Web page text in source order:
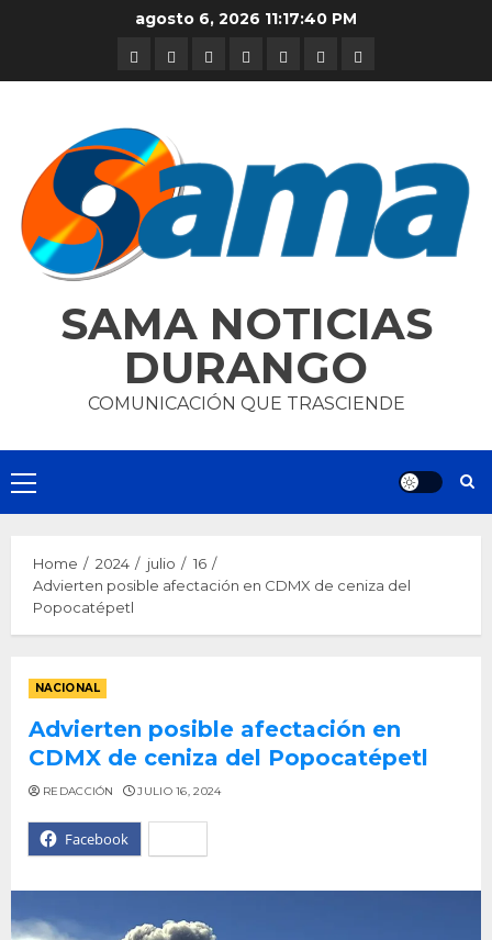
agosto 6, 202611:17:41 PM
DURANGO
NACIONAL
INTERNACIONAL
DEPORTES
ENTRETENIMIENTO
CIENCIA
Y
OPINION
SAMA NOTICIAS
DURANGO
COMUNICACIÓN QUE TRASCIENDE
Primary
Menu
Home 2024 julio
16
Advierten posible afectación en CDMX de ceniza del
Popocatépetl
NACIONAL
Advierten posible afectación en
CDMX de ceniza del Popocatépetl
Facebook
REDACCIÓN JULIO 16, 2024